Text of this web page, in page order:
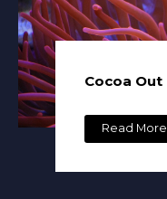
Cocoa Out
Read More